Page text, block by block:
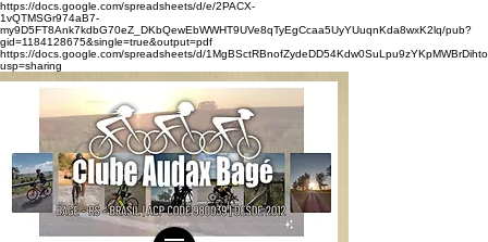
https://docs.google.com/spreadsheets/d/e/2PACX-
1vQTMSGr974aB7-
my9D5FT8Ank7kdbG70eZ_DKbQewEbWWHT9UVe8qTyEgCcaa5UyYUuqnKda8wxK2lq/pub?
gid=1184128675&single=true&output=pdf
https://docs.google.com/spreadsheets/d/
usp=sharing